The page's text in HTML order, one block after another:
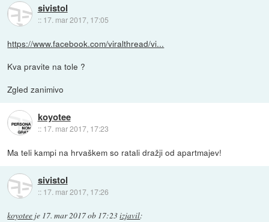
sivistol
:: 17. mar 2017, 17:05
https://www.facebook.com/viralthread/vi...
Kva pravite na tole ?
Zgled zanimivo
koyotee
:: 17. mar 2017, 17:23
Ma teli kampi na hrvaškem so ratali dražji od apartmajev!
sivistol
:: 17. mar 2017, 17:26
koyotee je 17. mar 2017 ob 17:23izjavil: